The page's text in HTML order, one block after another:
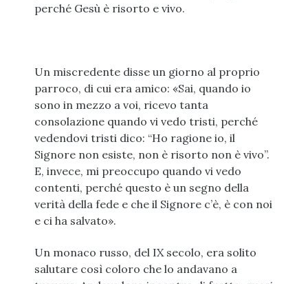
perché Gesù è risorto e vivo.
Un miscredente disse un giorno al proprio
parroco, di cui era amico: «Sai, quando io
sono in mezzo a voi, ricevo tanta
consolazione quando vi vedo tristi, perché
vedendovi tristi dico: “Ho ragione io, il
Signore non esiste, non è risorto non è vivo”.
E, invece, mi preoccupo quando vi vedo
contenti, perché questo è un segno della
verità della fede e che il Signore c’è, è con noi
e ci ha salvato».
Un monaco russo, del IX secolo, era solito
salutare così coloro che lo andavano a